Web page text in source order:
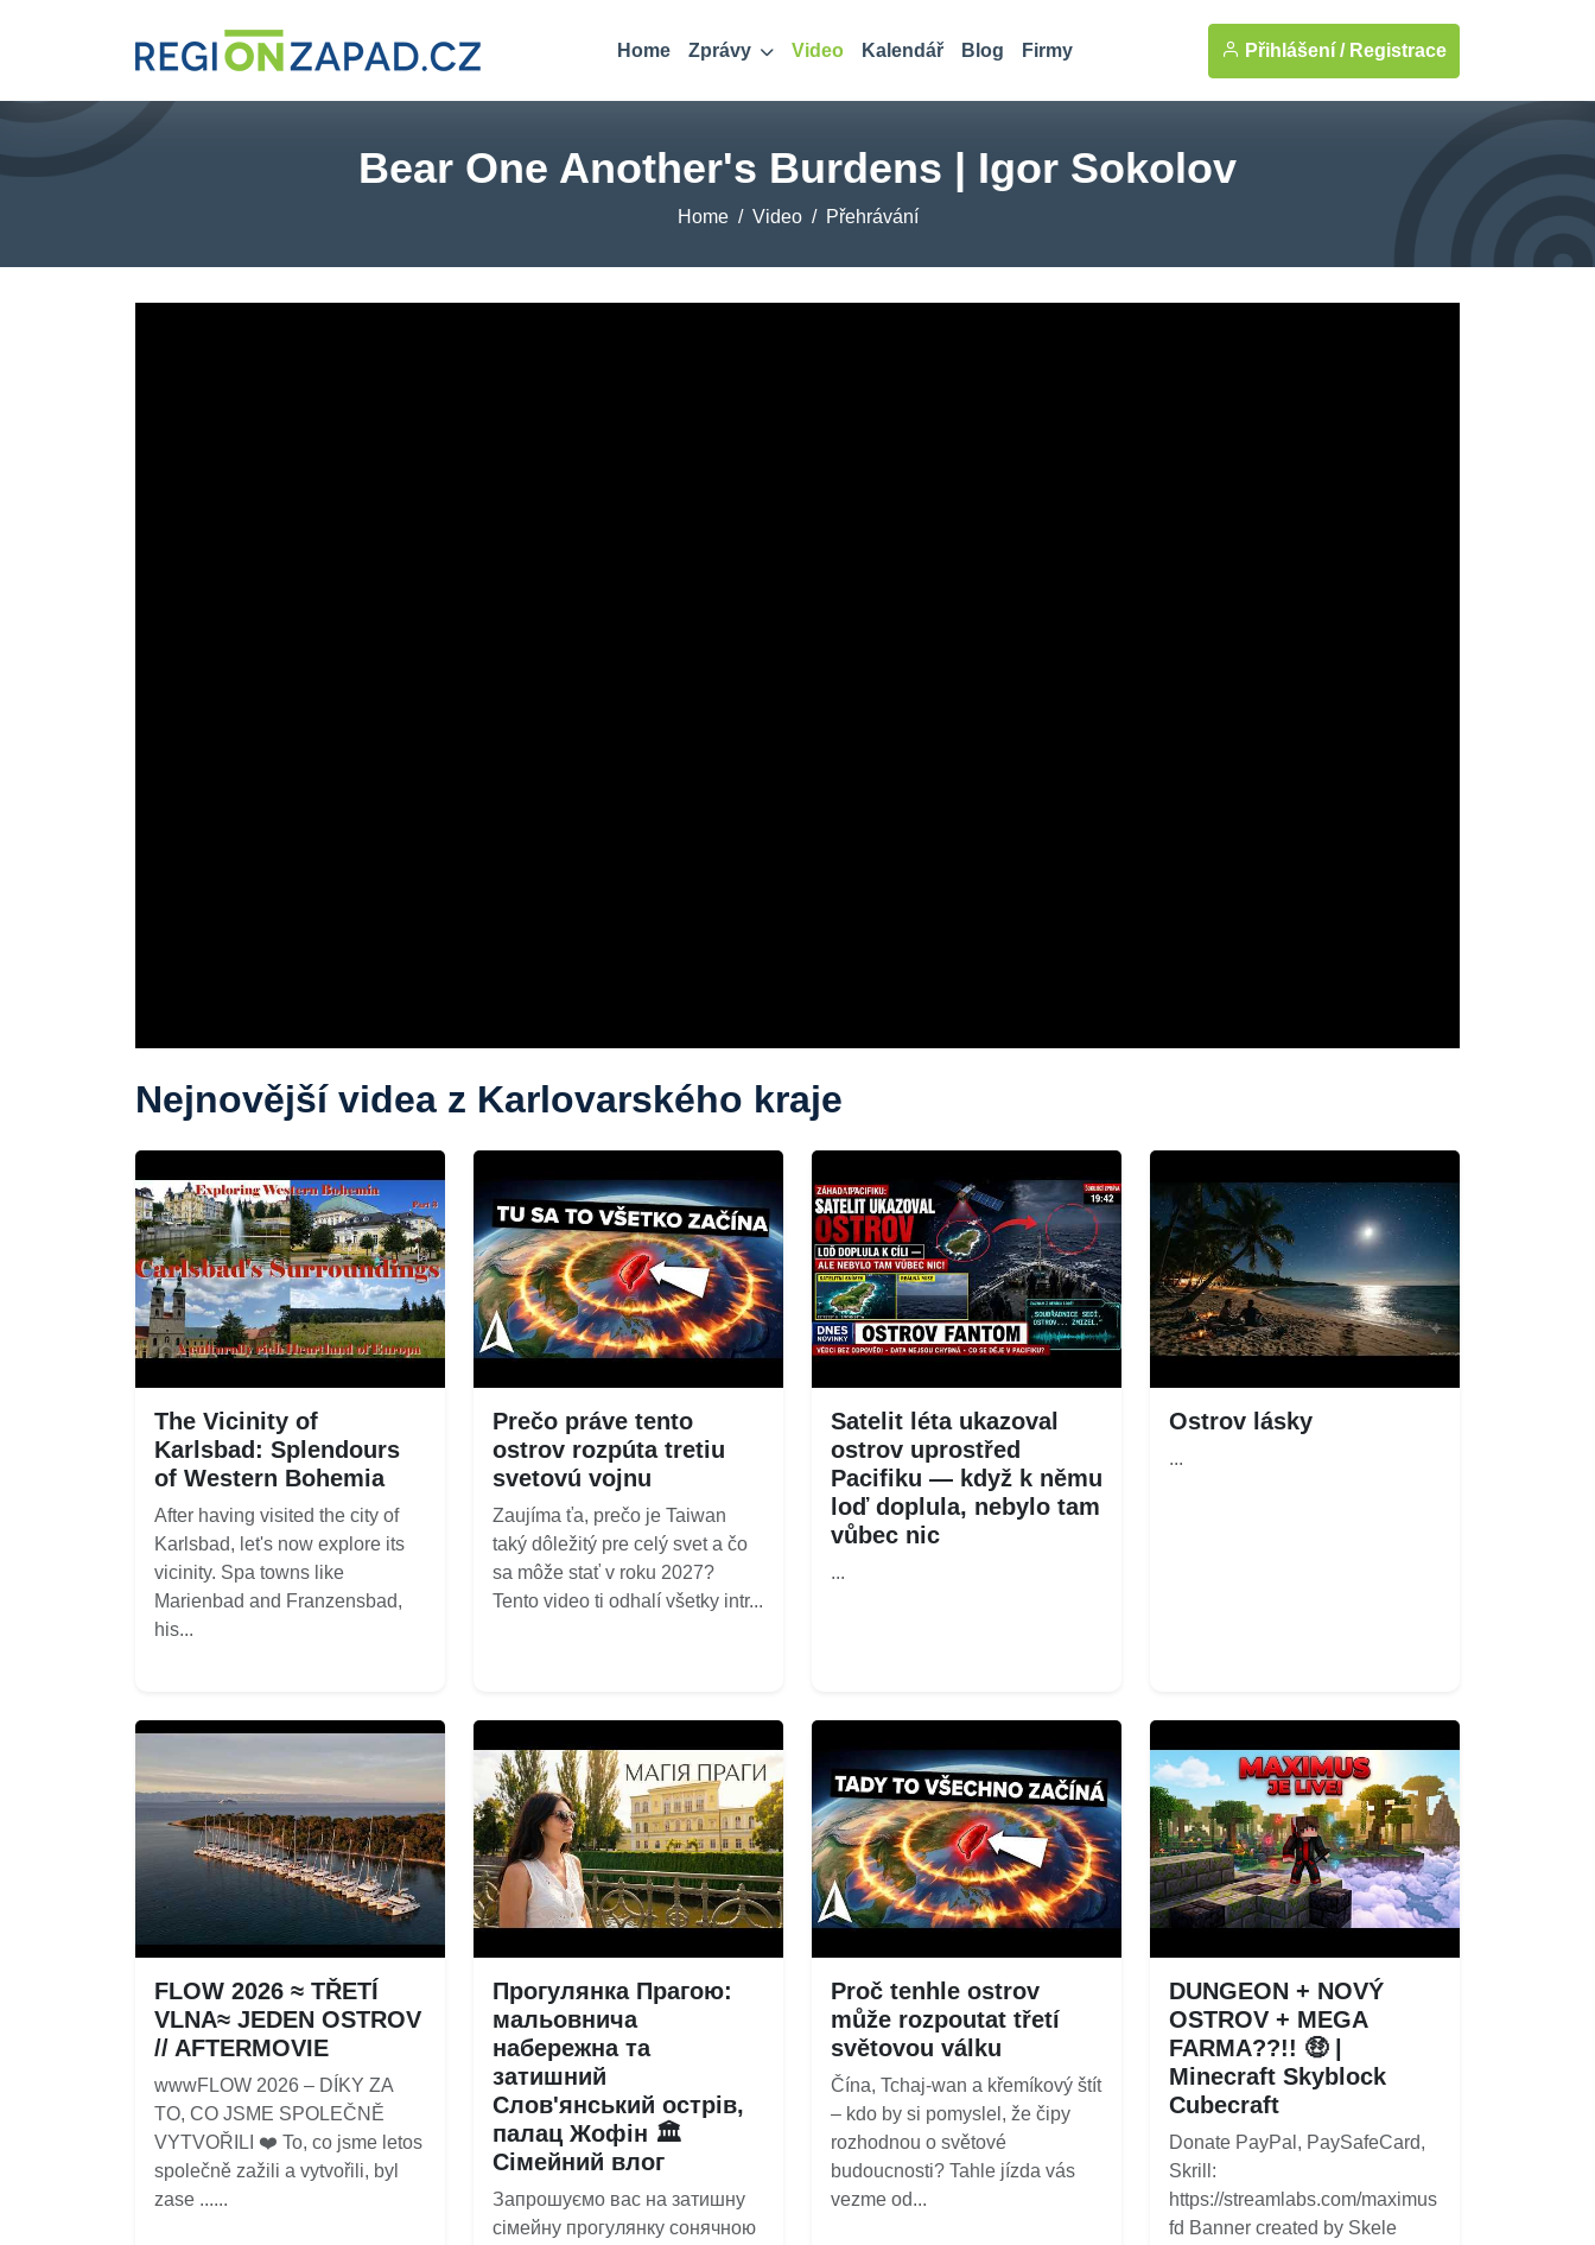
Home Zprávy Video Kalendář Blog Firmy Přihlášení / Registrace
Bear One Another's Burdens | Igor Sokolov
Home Video Přehrávání
Nejnovější videa z Karlovarského kraje
The Vicinity of
Karlsbad: Splendours
of Western Bohemia
After having visited the city of
Karlsbad, let's now explore its
vicinity. Spa towns like
Marienbad and Franzensbad,
his...
Prečo práve tento
ostrov rozpúta tretiu
svetovú vojnu
Zaujíma ťa, prečo je Taiwan
taký dôležitý pre celý svet a čo
sa môže stať v roku 2027?
Tento video ti odhalí všetky intr...
Satelit léta ukazoval
ostrov uprostřed
Pacifiku — když k němu
loď doplula, nebylo tam
vůbec nic
...
Ostrov lásky
...
FLOW 2026 ≈ TŘETÍ
VLNA≈ JEDEN OSTROV
// AFTERMOVIE
wwwFLOW 2026 – DÍKY ZA
TO, CO JSME SPOLEČNĚ
VYTVOŘILI ❤️‍ To, co jsme letos
společně zažili a vytvořili, byl
zase ......
Прогулянка Прагою:
мальовнича
набережна та
затишний
Слов'янський острів,
палац Жофін 🏛️
Сімейний влог
Запрошуємо вас на затишну
сімейну прогулянку сонячною
Proč tenhle ostrov
může rozpoutat třetí
světovou válku
Čína, Tchaj-wan a křemíkový štít
– kdo by si pomyslel, že čipy
rozhodnou o světové
budoucnosti? Tahle jízda vás
vezme od...
DUNGEON + NOVÝ
OSTROV + MEGA
FARMA??!! 🤑 |
Minecraft Skyblock
Cubecraft
Donate PayPal, PaySafeCard,
Skrill:
https://streamlabs.com/maximus
fd Banner created by Skele